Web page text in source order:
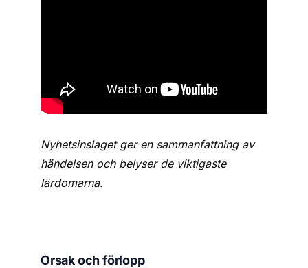
Nyhetsinslaget ger en sammanfattning av
händelsen och belyser de viktigaste
lärdomarna.
Orsak och förlopp